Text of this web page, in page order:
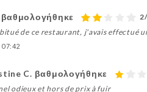
de ce restaurant, j'avais effectué
07:42
C. βαθμολογήθηκε
odieux et hors de prix à fuir